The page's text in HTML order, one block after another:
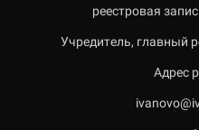
реестровая
Учредитель, главный
Адрес